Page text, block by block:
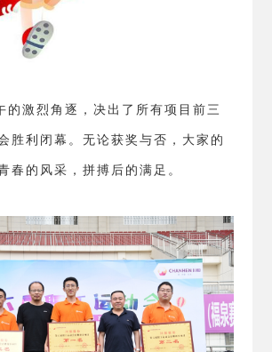
的激烈角逐，决出了所有项目前三
胜利闭幕。无论获奖与否，大家的
春的风采，拼搏后的满足。